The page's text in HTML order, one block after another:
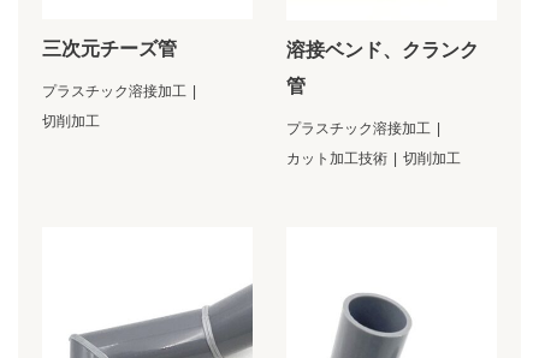
三次元チーズ管
プラスチック溶接加工
切削加工
溶接ベンド、クランク
管
プラスチック溶接加工
カット加工技術
切削加工